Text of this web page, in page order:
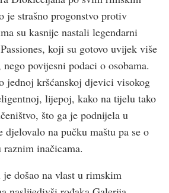
je strašno progonstvo protiv
su kasnije nastali legendarni
koji su gotovo uvijek više
povijesni podaci o osobama.
jednoj kršćanskoj djevici visokog
lijepoj, kako na tijelu tako
što ga je podnijela u
na pučku maštu pa se o
inačicama.
došao na vlast u rimskim